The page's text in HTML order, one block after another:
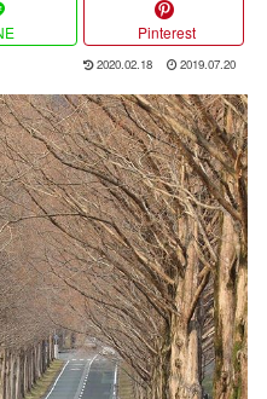
Pinterest
2020.02.18 2019.07.20